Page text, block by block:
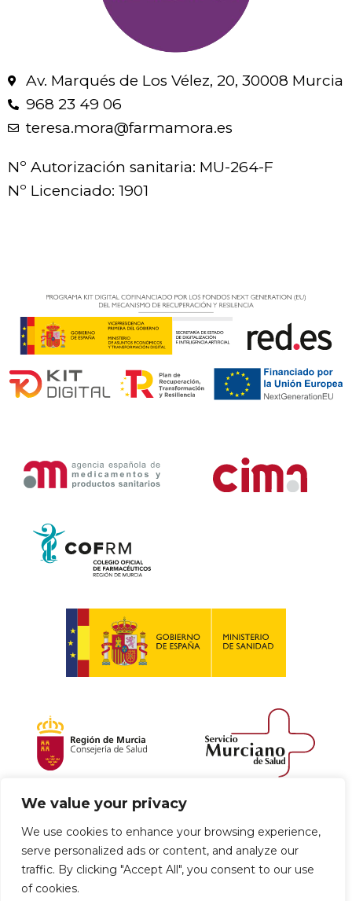
We value your privacy
We use cookies to enhance your browsing experience,
serve personalized ads or content, and analyze our
traffic. By clicking "Accept All", you consent to our use
of cookies.
Av. Marqués de Los Vélez, 20, 30008 Murcia
968 23 49 06
teresa.mora@farmamora.es
Nº Autorización sanitaria: MU-264-F
Nº Licenciado: 1901
Política de envío y devoluciones
Política de privacidad Uso de cookies